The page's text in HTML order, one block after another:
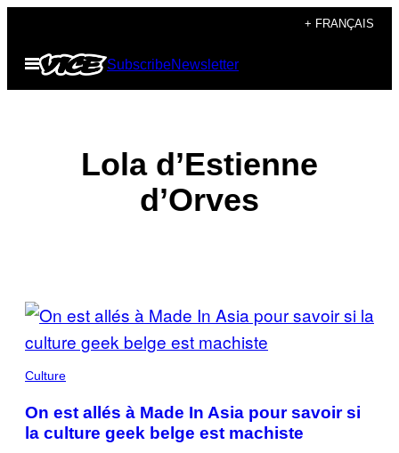
content
+ FRANÇAIS
Open
Menu
SubscribeNewsletter
Lola d’Estienne
d’Orves
POSTS
BY
THIS
AUTHOR
Culture
On est allés à Made In Asia pour savoir si
la culture geek belge est machiste